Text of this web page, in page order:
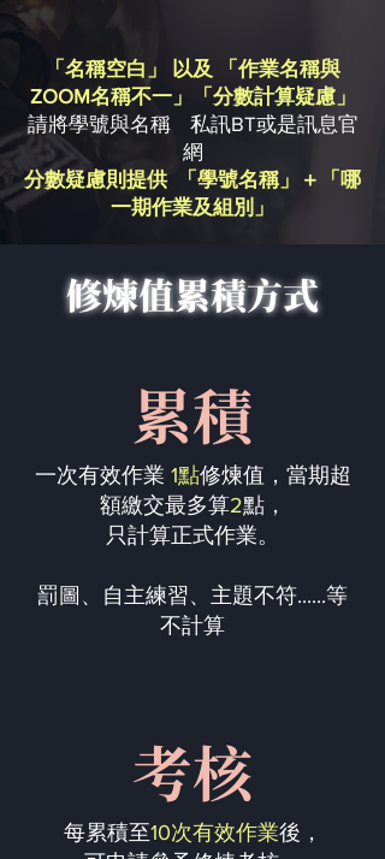
「名稱空白」 以及 「作業名稱與
ZOOM名稱不一」「分數計算疑慮」
請將學號與名稱 私訊BT或是訊息官
網
分數疑慮則提供 「學號名稱」＋「哪
一期作業及組別」
修煉值累積方式
累積
一次有效作業 1點修煉值，當期超
額繳交最多算2點，
只計算正式作業。
罰圖、自主練習、主題不符......等
不計算
考核
每累積至10次有效作業後，